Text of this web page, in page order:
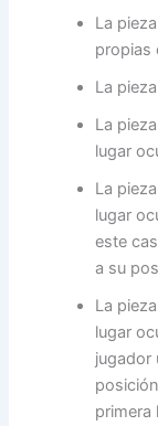
La
propias
La
La
lugar
La
lugar
este
a su
La
lugar
jugador
primera